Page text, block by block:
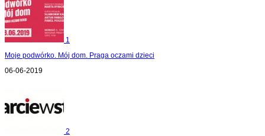
1
Moje podwórko. Mój dom. Praga oczami dzieci
06-06-2019
2